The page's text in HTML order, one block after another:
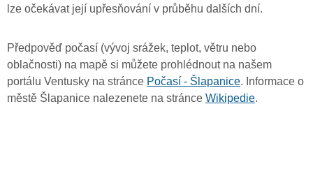
lze očekávat její upřesňování v průběhu dalších dní.
Předpověď počasí (vývoj srážek, teplot, větru nebo
oblačnosti) na mapě si můžete prohlédnout na našem
portálu Ventusky na stránce Počasí - Šlapanice. Informace o
městě Šlapanice nalezenete na stránce Wikipedie.